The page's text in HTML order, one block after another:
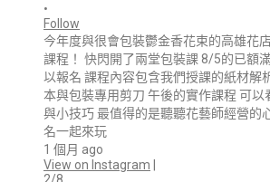
•
Follow
今年度與很會包裝鬱金香花束的高雄花
課程！ 快閃開了兩堂包裝課 8/5的已額
以報名 課程內容包含我們授課的紙材解
本與包裝專用剪刀 午後的實作課程 可以
與小技巧 最值得的是聽聽花藝師經營的
名一起來玩
1 個月 ago
View on Instagram